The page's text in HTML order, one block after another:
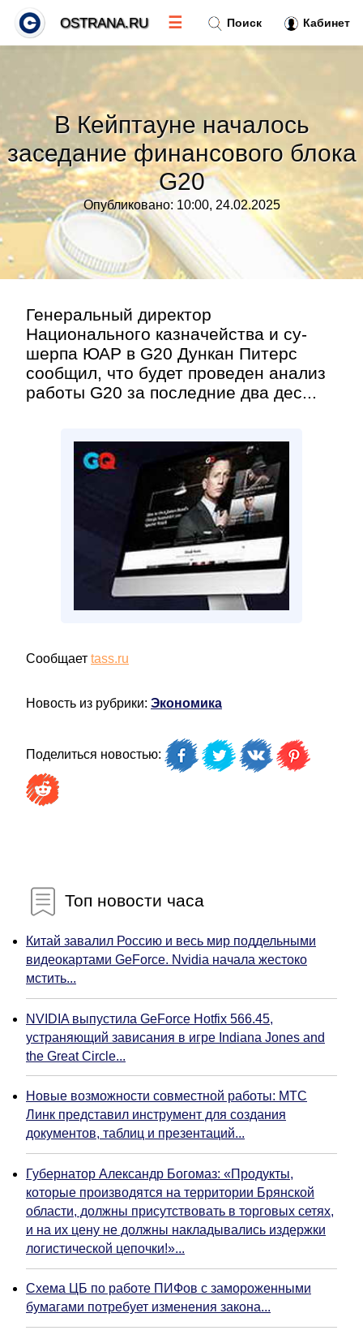
В Кейптауне началось
заседание финансового блока
G20
Опубликовано: 10:00, 24.02.2025
Генеральный директор
Национального казначейства и су-
шерпа ЮАР в G20 Дункан Питерс
сообщил, что будет проведен анализ
работы G20 за последние два дес...
Сообщает tass.ru
Новость из рубрики: Экономика
Поделиться новостью:
Топ новости часа
Китай завалил Россию и весь мир поддельными
видеокартами GeForce. Nvidia начала жестоко
мстить...
NVIDIA выпустила GeForce Hotfix 566.45,
устраняющий зависания в игре Indiana Jones and
the Great Circle...
Новые возможности совместной работы: МТС
Линк представил инструмент для создания
документов, таблиц и презентаций...
Губернатор Александр Богомаз: «Продукты,
которые производятся на территории Брянской
области, должны присутствовать в торговых сетях,
и на их цену не должны накладывались издержки
логистической цепочки!»...
Схема ЦБ по работе ПИФов с замороженными
бумагами потребует изменения закона...
Поиск Кабинет
OSTRANA.RU ☰
Тренды новостей»
Рубрики»
Правила
Контакт»